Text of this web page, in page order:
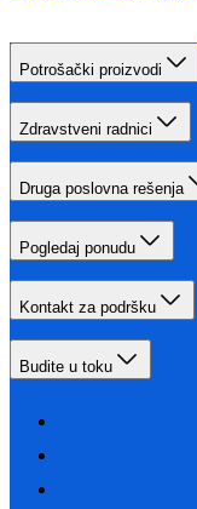
Potrošački proizvodi
Zdravstveni radnici
Druga poslovna rešenja
Pogledaj ponudu
Kontakt za podršku
Budite u toku